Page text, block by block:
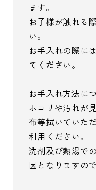
ます。
お子様が触れる
い。
お手入れの際に
てください。
お手入れ方法に
ホコリや汚れが
布等拭いていた
利用ください。
洗剤及び熱湯で
因となりますの